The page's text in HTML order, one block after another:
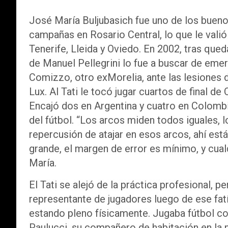
José María Buljubasich fue uno de los
campañas en Rosario Central, lo que le
Tenerife, Lleida y Oviedo. En 2002, tras
de Manuel Pellegrini lo fue a buscar de
Comizzo, otro exMorelia, ante las lesiones
Lux. Al Tati le tocó jugar cuartos de final de
Encajó dos en Argentina y cuatro en
del fútbol. “Los arcos miden todos iguales,
repercusión de atajar en esos arcos, ahí
grande, el margen de error es mínimo, y
María.
El Tati se alejó de la práctica profesional,
representante de jugadores luego de ese
estando pleno físicamente. Jugaba fútbol